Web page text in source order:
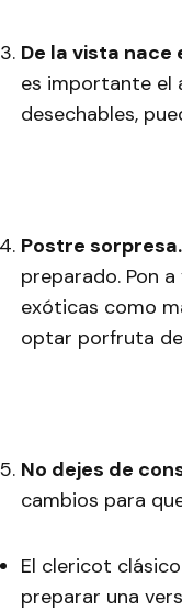
De la vista nace
es importante el
desechables,
Postre sorpresa.
preparado. Pon
exóticas como
optar porfruta
No dejes de
cambios para
El clericot
preparar una